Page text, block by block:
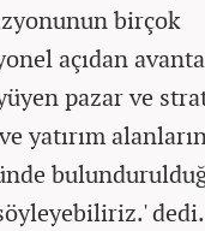
birçok
açıdan
pazar ve
yatırım
dedi.